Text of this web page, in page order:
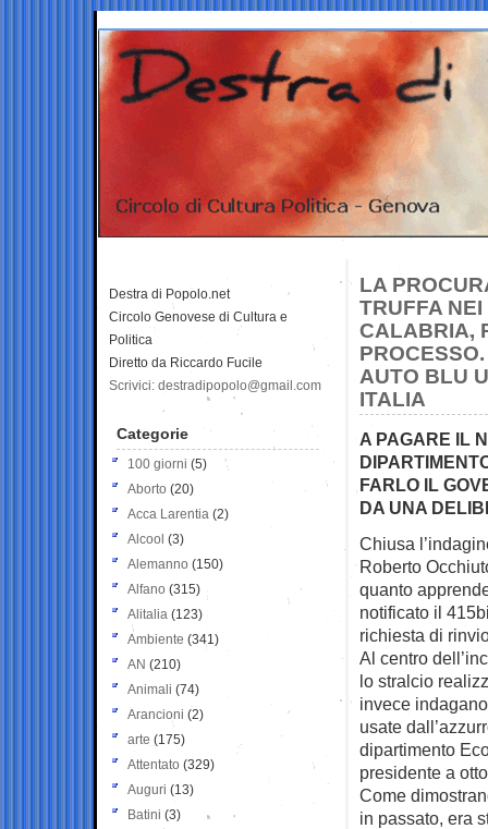
LA
TRUFFA
CALABRIA,
AUTO BLU
ITALIA
A PAGARE IL
FARLO IL
DA UNA
Chiusa
Roberto
quanto
notificato il
richiesta di
Al centro
lo stralcio
invece
usate
dipartimento
presidente a
Come
in passato, era
Destra di Popolo.net
Circolo Genovese di Cultura e
Politica
Diretto da Riccardo Fucile
Scrivici: destradipopolo@gmail.com
Categorie
100 giorni (5)
Aborto (20)
Acca Larentia (2)
Alcool (3)
Alemanno (150)
Alfano (315)
Alitalia (123)
Ambiente (341)
AN (210)
Animali (74)
Arancioni (2)
arte (175)
Attentato (329)
Auguri (13)
Batini (3)